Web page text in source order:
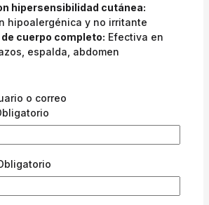
hipersensibilidad cutánea:
hipoalergénica y no irritante
cuerpo completo: Efectiva en
espalda, abdomen
de la piel:Limpia y seca
la zona a depilar. Asegúrate de
aplicar un producto pre-
optimizar la adherencia
de la cera:Coloca la lata de cera
o correo